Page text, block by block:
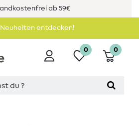
ab 59€
entdecken!
0 0